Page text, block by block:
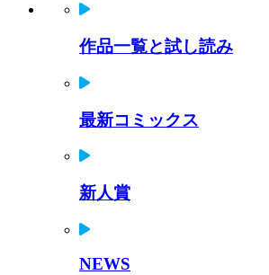
作品一覧と試し読み
最新コミックス
新人賞
NEWS